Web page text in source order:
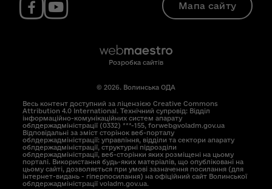
Мапа сайту
Розробка сайтів
© 2026. Волинська ОДА
Весь контент доступний за ліцензією Creative Commons
Attribution 4.0 International. Технічний супровід: Відділ
інформаційно-комунікаційних систем апарату
облдержадміністрації (0332) ***-155, forweb@voladm.gov.ua
Відповідальні за зміст сторінок веб-порталу
облдержадміністрації: управління, відділи та сектори апарату
облдержадміністрації, структурні підрозділи
облдержадміністрації, веб-сторінки яких розміщені на цьому
порталі. Використання будь-яких матеріалів, що опубліковані на
цьому сайті, дозволяється при умові зазначення посилання (для
інтернет-видань - гіперпосилання) на офіційний сайт Волинської
облдержадміністрації voladm.gov.ua.